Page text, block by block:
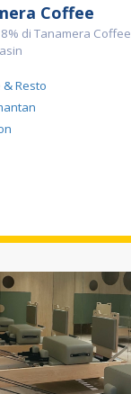
Coffee
di Tanamera Coffee
Resto